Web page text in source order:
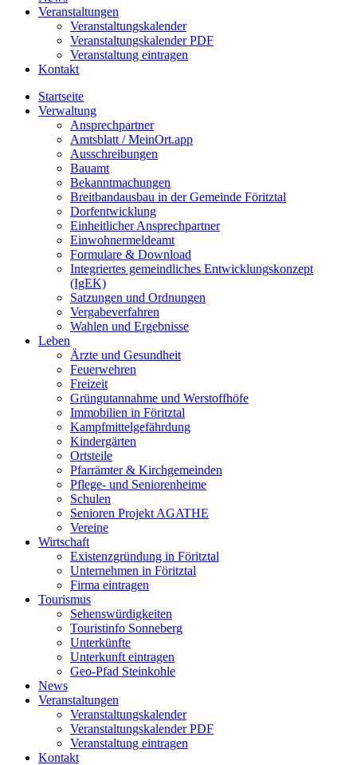
Veranstaltungen
Veranstaltungskalender
Veranstaltungskalender PDF
Veranstaltung eintragen
Kontakt
Startseite
Verwaltung
Ansprechpartner
Amtsblatt / MeinOrt.app
Ausschreibungen
Bauamt
Bekanntmachungen
Breitbandausbau in der Gemeinde Föritztal
Dorfentwicklung
Einheitlicher Ansprechpartner
Einwohnermeldeamt
Formulare & Download
Integriertes gemeindliches Entwicklungskonzept
(IgEK)
Satzungen und Ordnungen
Vergabeverfahren
Wahlen und Ergebnisse
Leben
Ärzte und Gesundheit
Feuerwehren
Freizeit
Grüngutannahme und Werstoffhöfe
Immobilien in Föritztal
Kampfmittelgefährdung
Kindergärten
Ortsteile
Pfarrämter & Kirchgemeinden
Pflege- und Seniorenheime
Schulen
Senioren Projekt AGATHE
Vereine
Wirtschaft
Existenzgründung in Föritztal
Unternehmen in Föritztal
Firma eintragen
Tourismus
Sehenswürdigkeiten
Touristinfo Sonneberg
Unterkünfte
Unterkunft eintragen
Geo-Pfad Steinkohle
News
Veranstaltungen
Veranstaltungskalender
Veranstaltungskalender PDF
Veranstaltung eintragen
Kontakt